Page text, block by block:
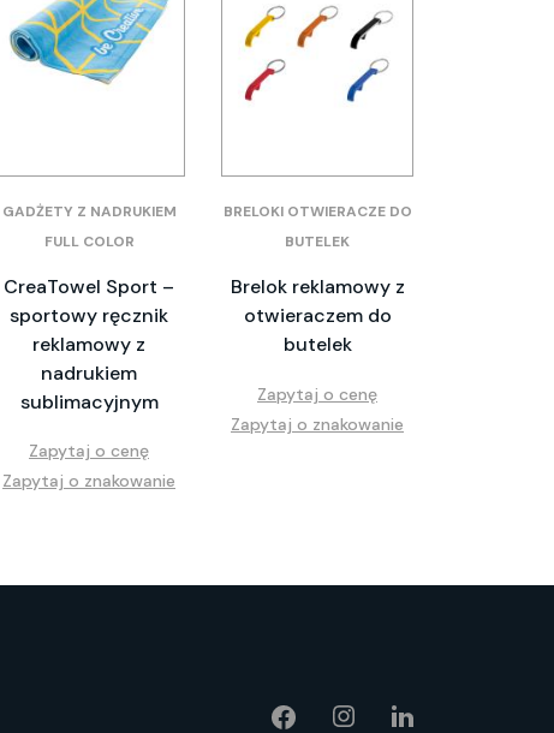
GADŻETY Z NADRUKIEM
FULL COLOR
CreaTowel Sport –
sportowy ręcznik
reklamowy z
nadrukiem
sublimacyjnym
Zapytaj o cenę
Zapytaj o znakowanie
BRELOKI OTWIERACZE DO
BUTELEK
Brelok reklamowy z
otwieraczem do
butelek
Zapytaj o cenę
Zapytaj o znakowanie